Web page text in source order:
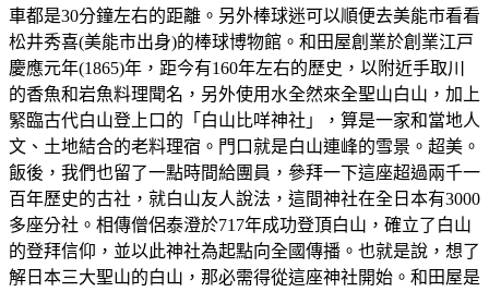
車都是30分鐘左右的距離。另外棒球迷可以順便去美能市看看
松井秀喜(美能市出身)的棒球博物館。和田屋創業於創業江戸
慶應元年(1865)年，距今有160年左右的歷史，以附近手取川
的香魚和岩魚料理聞名，另外使用水全然來全聖山白山，加上
緊臨古代白山登上口的「白山比咩神社」，算是一家和當地人
文、土地結合的老料理宿。門口就是白山連峰的雪景。超美。
飯後，我們也留了一點時間給團員，參拜一下這座超過兩千一
百年歷史的古社，就白山友人說法，這間神社在全日本有3000
多座分社。相傳僧侶泰澄於717年成功登頂白山，確立了白山
的登拜信仰，並以此神社為起點向全國傳播。也就是說，想了
解日本三大聖山的白山，那必需得從這座神社開始。和田屋是